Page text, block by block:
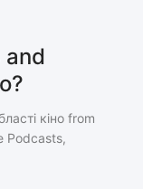
and
кіно from
Podcasts,